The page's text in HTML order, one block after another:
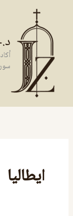
المحتوى
ايطاليا